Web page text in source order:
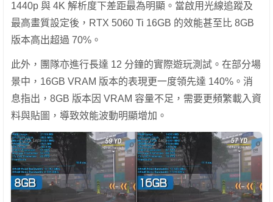
1440p 與 4K 解析度下差距最為明顯。當啟用光線追蹤及
最高畫質設定後，RTX 5060 Ti 16GB 的效能甚至比 8GB
版本高出超過 70%。
此外，團隊亦進行長達 12 分鐘的實際遊玩測試。在部分場
景中，16GB VRAM 版本的表現更一度領先達 140%。消
息指出，8GB 版本因 VRAM 容量不足，需要更頻繁載入資
料與貼圖，導致效能波動明顯增加。